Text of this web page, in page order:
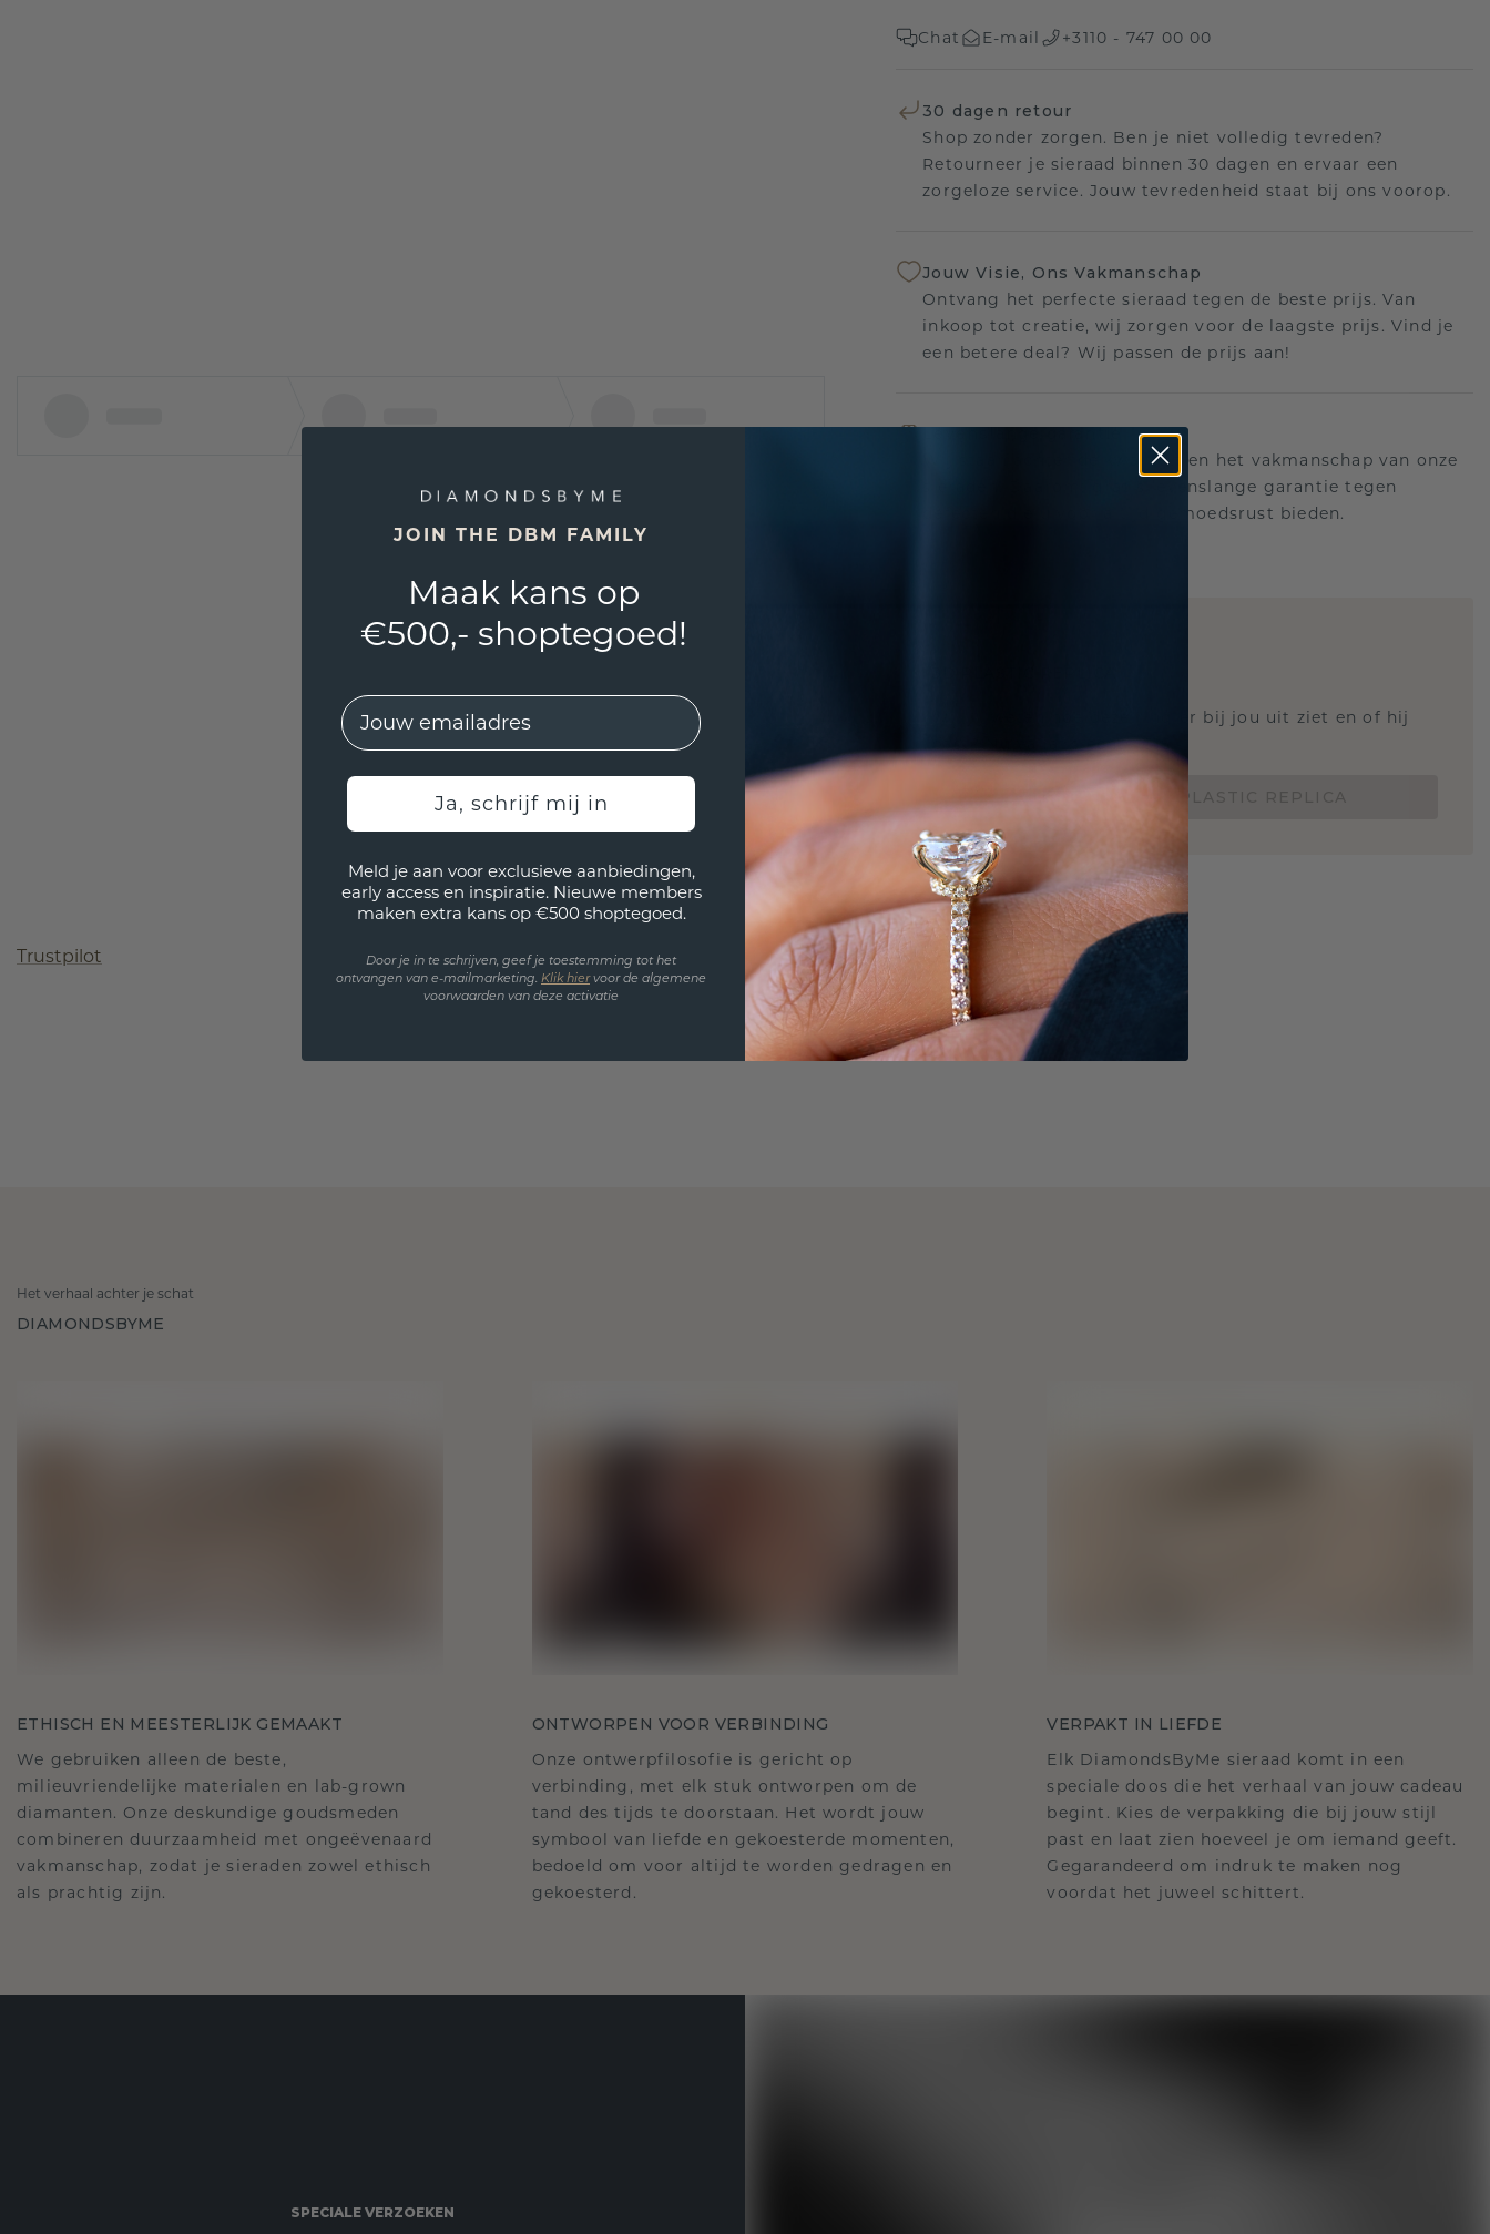
Chat E-mail +3110 - 747 00 00
30 dagen retour
Shop zonder zorgen. Ben je niet volledig tevreden?
Retourneer je sieraad binnen 30 dagen en ervaar een
zorgeloze service. Jouw tevredenheid staat bij ons voorop.
Jouw Visie, Ons Vakmanschap
Ontvang het perfecte sieraad tegen de beste prijs. Van
inkoop tot creatie, wij zorgen voor de laagste prijs. Vind je
een betere deal? Wij passen de prijs aan!
Wij staan achter de kwaliteit en het vakmanschap van onze
sieraden. Daarom: gratis levenslange garantie tegen
defecten die u voor altijd gemoedsrust bieden.
Wil jij weten hoe deze ring er bij jou uit ziet en of hij
past? Nu vanaf slechts €15,-
BESTEL EEN 3D PLASTIC REPLICA
Trustpilot
Het verhaal achter je schat
DIAMONDSBYME
ETHISCH EN MEESTERLIJK GEMAAKT
We gebruiken alleen de beste,
milieuvriendelijke materialen en lab-grown
diamanten. Onze deskundige goudsmeden
combineren duurzaamheid met ongeëvenaard
vakmanschap, zodat je sieraden zowel ethisch
als prachtig zijn.
ONTWORPEN VOOR VERBINDING
Onze ontwerpfilosofie is gericht op
verbinding, met elk stuk ontworpen om de
tand des tijds te doorstaan. Het wordt jouw
symbool van liefde en gekoesterde momenten,
bedoeld om voor altijd te worden gedragen en
gekoesterd.
VERPAKT IN LIEFDE
Elk DiamondsByMe sieraad komt in een
speciale doos die het verhaal van jouw cadeau
begint. Kies de verpakking die bij jouw stijl
past en laat zien hoeveel je om iemand geeft.
Gegarandeerd om indruk te maken nog
voordat het juweel schittert.
SPECIALE VERZOEKEN
JOIN THE DBM FAMILY
Maak kans op
€500,- shoptegoed!
EMail
Ja, schrijf mij in
Meld je aan voor exclusieve aanbiedingen,
early access en inspiratie. Nieuwe members
maken extra kans op €500 shoptegoed.
Door je in te schrijven, geef je toestemming tot het
ontvangen van e-mailmarketing. Klik hiervoor de algemene
voorwaarden van deze activatie